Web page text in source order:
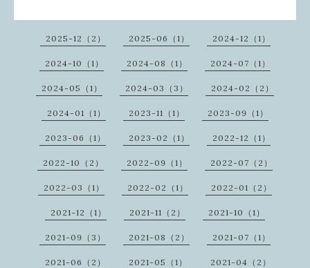
2025-12（2） 2025-06（1） 2024-12（1）
2024-10（1） 2024-08（1） 2024-07（1）
2024-05（1） 2024-03（3） 2024-02（2）
2024-01（1） 2023-11（1） 2023-09（1）
2023-06（1） 2023-02（1） 2022-12（1）
2022-10（2） 2022-09（1） 2022-07（2）
2022-03（1） 2022-02（1） 2022-01（2）
2021-12（1） 2021-11（2） 2021-10（1）
2021-09（3） 2021-08（2） 2021-07（1）
2021-06（2） 2021-05（1） 2021-04（2）